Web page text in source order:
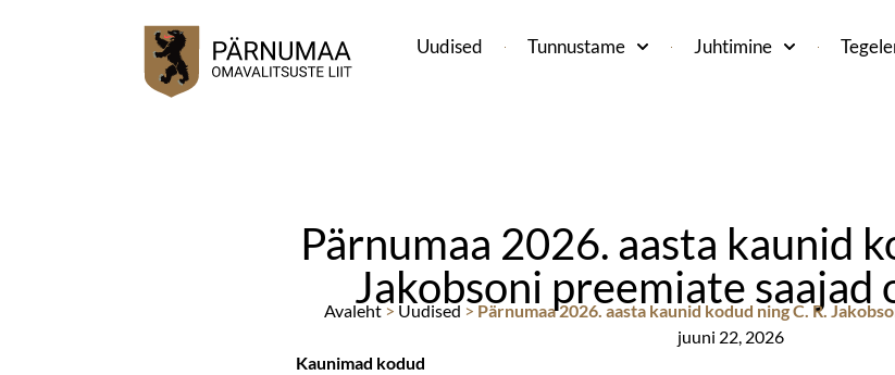
Uudised Tunnustame Juhtimine
Pärnumaa 2026. aasta kaunid
Jakobsoni preemiate saajad
Avaleht> Uudised >Pärnumaa 2026. aasta kaunid kodud ning C. R.
juuni 22, 2026
Kaunimad kodud